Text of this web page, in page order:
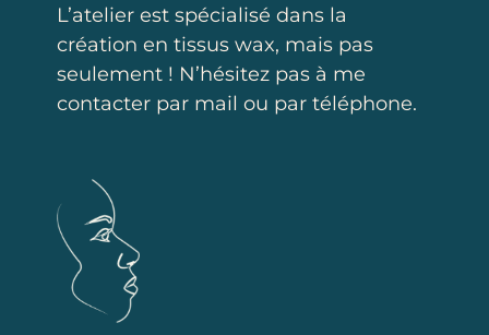
L’atelier est spécialisé dans la
création en tissus wax, mais pas
seulement ! N’hésitez pas à me
contacter par mail ou par téléphone.